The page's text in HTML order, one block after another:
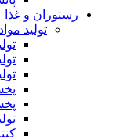
رستوران و غذا
تولید